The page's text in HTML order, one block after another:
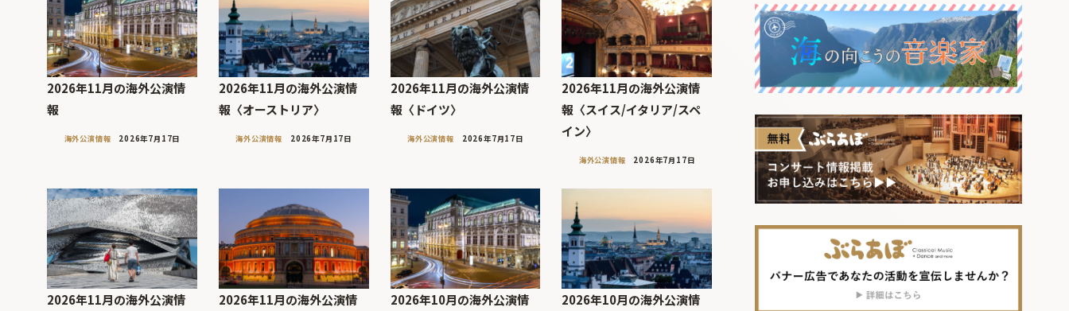
2026年11月の海外公演情
報
海外公演情報 2026年7月17日
2026年11月の海外公演情
報〈オーストリア〉
海外公演情報 2026年7月17日
2026年11月の海外公演情
報〈ドイツ〉
海外公演情報 2026年7月17日
2026年11月の海外公演情
報〈スイス/イタリア/スペ
イン〉
海外公演情報 2026年7月17日
2026年11月の海外公演情
2026年11月の海外公演情
2026年10月の海外公演情
2026年10月の海外公演情